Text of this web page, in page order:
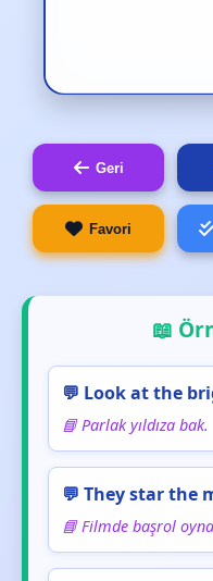
Geri
Favori
📖
💬 Look at the
📘 Parlak yıldıza bak.
💬 They star the
📘 Filmde başrol